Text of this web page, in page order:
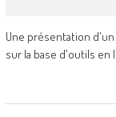
Une présentation
sur la base d'outils en